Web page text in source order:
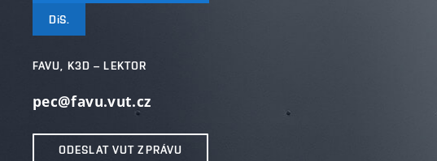
DiS.
FAVU, K3D – LEKTOR
pec@favu.vut.cz
ODESLAT VUT ZPRÁVU